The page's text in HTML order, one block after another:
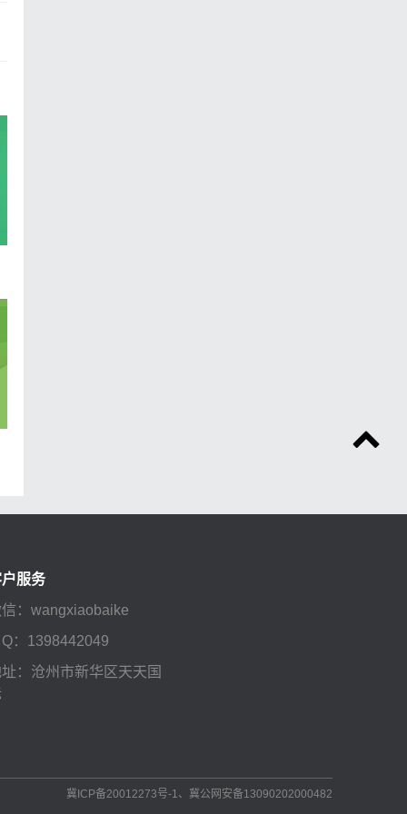
服务
：wangxiaobaike
：1398442049
：沧州市新华区天天国
冀ICP备20012273号-1、 冀公网安备13090202000482